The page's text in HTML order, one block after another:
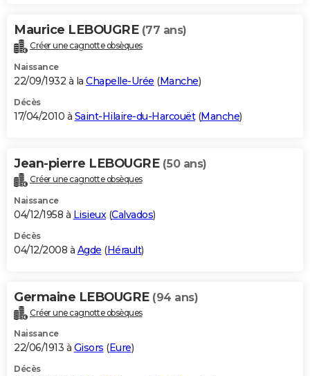
Maurice LEBOUGRE (77 ans)
Créer une cagnotte obsèques
Naissance
22/09/1932 à la Chapelle-Urée (Manche)
Décès
17/04/2010 à Saint-Hilaire-du-Harcouët(Manche)
Jean-pierre LEBOUGRE (50 ans)
Créer une cagnotte obsèques
Naissance
04/12/1958 à Lisieux (Calvados)
Décès
04/12/2008 à Agde (Hérault)
Germaine LEBOUGRE (94 ans)
Créer une cagnotte obsèques
Naissance
22/06/1913 à Gisors (Eure)
Décès